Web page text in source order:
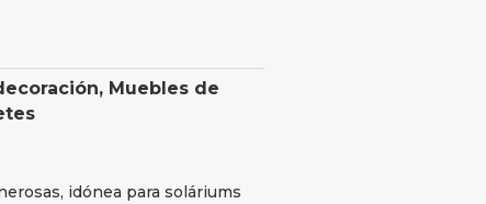
, Muebles de
idónea para soláriums